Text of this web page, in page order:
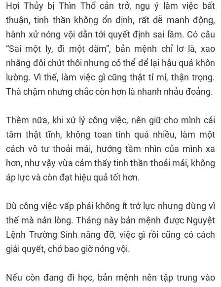
Hợi Thủy bị Thìn Thổ cản trở, ngụ ý làm việc bất
thuận, tinh thần không ổn định, rất dễ manh động,
hành xử nóng vội dẫn tới quyết định sai lầm. Có câu
“Sai một ly, đi một dặm”, bản mệnh chỉ lơ là, xao
nhãng đôi chút thôi nhưng có thể để lại hậu quả khôn
lường. Vì thế, làm việc gì cũng thật tỉ mỉ, thận trọng.
Thà chậm nhưng chắc còn hơn là nhanh nhảu đoảng.
Thêm nữa, khi xử lý công việc, nên giữ cho mình cái
tâm thật tĩnh, không toan tính quá nhiều, làm một
cách vô tư thoải mái, hướng tầm nhìn của mình xa
hơn, như vậy vừa cảm thấy tinh thần thoải mái, không
áp lực và còn đạt hiệu quả tốt hơn.
Dù công việc vấp phải không ít trở lực nhưng đừng vì
thế mà nản lòng. Tháng này bản mệnh được Nguyệt
Lệnh Trường Sinh nâng đỡ, việc gì rồi cũng có cách
giải quyết, chớ bao giờ nóng vội.
Nếu còn đang đi học, bản mệnh nên tập trung vào